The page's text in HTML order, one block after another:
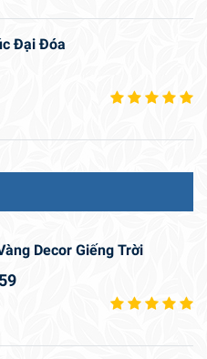
Đại Đóa
Decor Giếng Trời